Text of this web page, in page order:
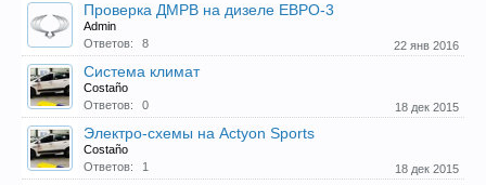
Проверка ДМРВ на дизеле ЕВРО-3
Admin
Ответов:
8 22 янв 2016
Система климат
Costaño
Ответов:
0 18 дек 2015
Электро-схемы на Actyon Sports
Costaño
Ответов:
1 18 дек 2015